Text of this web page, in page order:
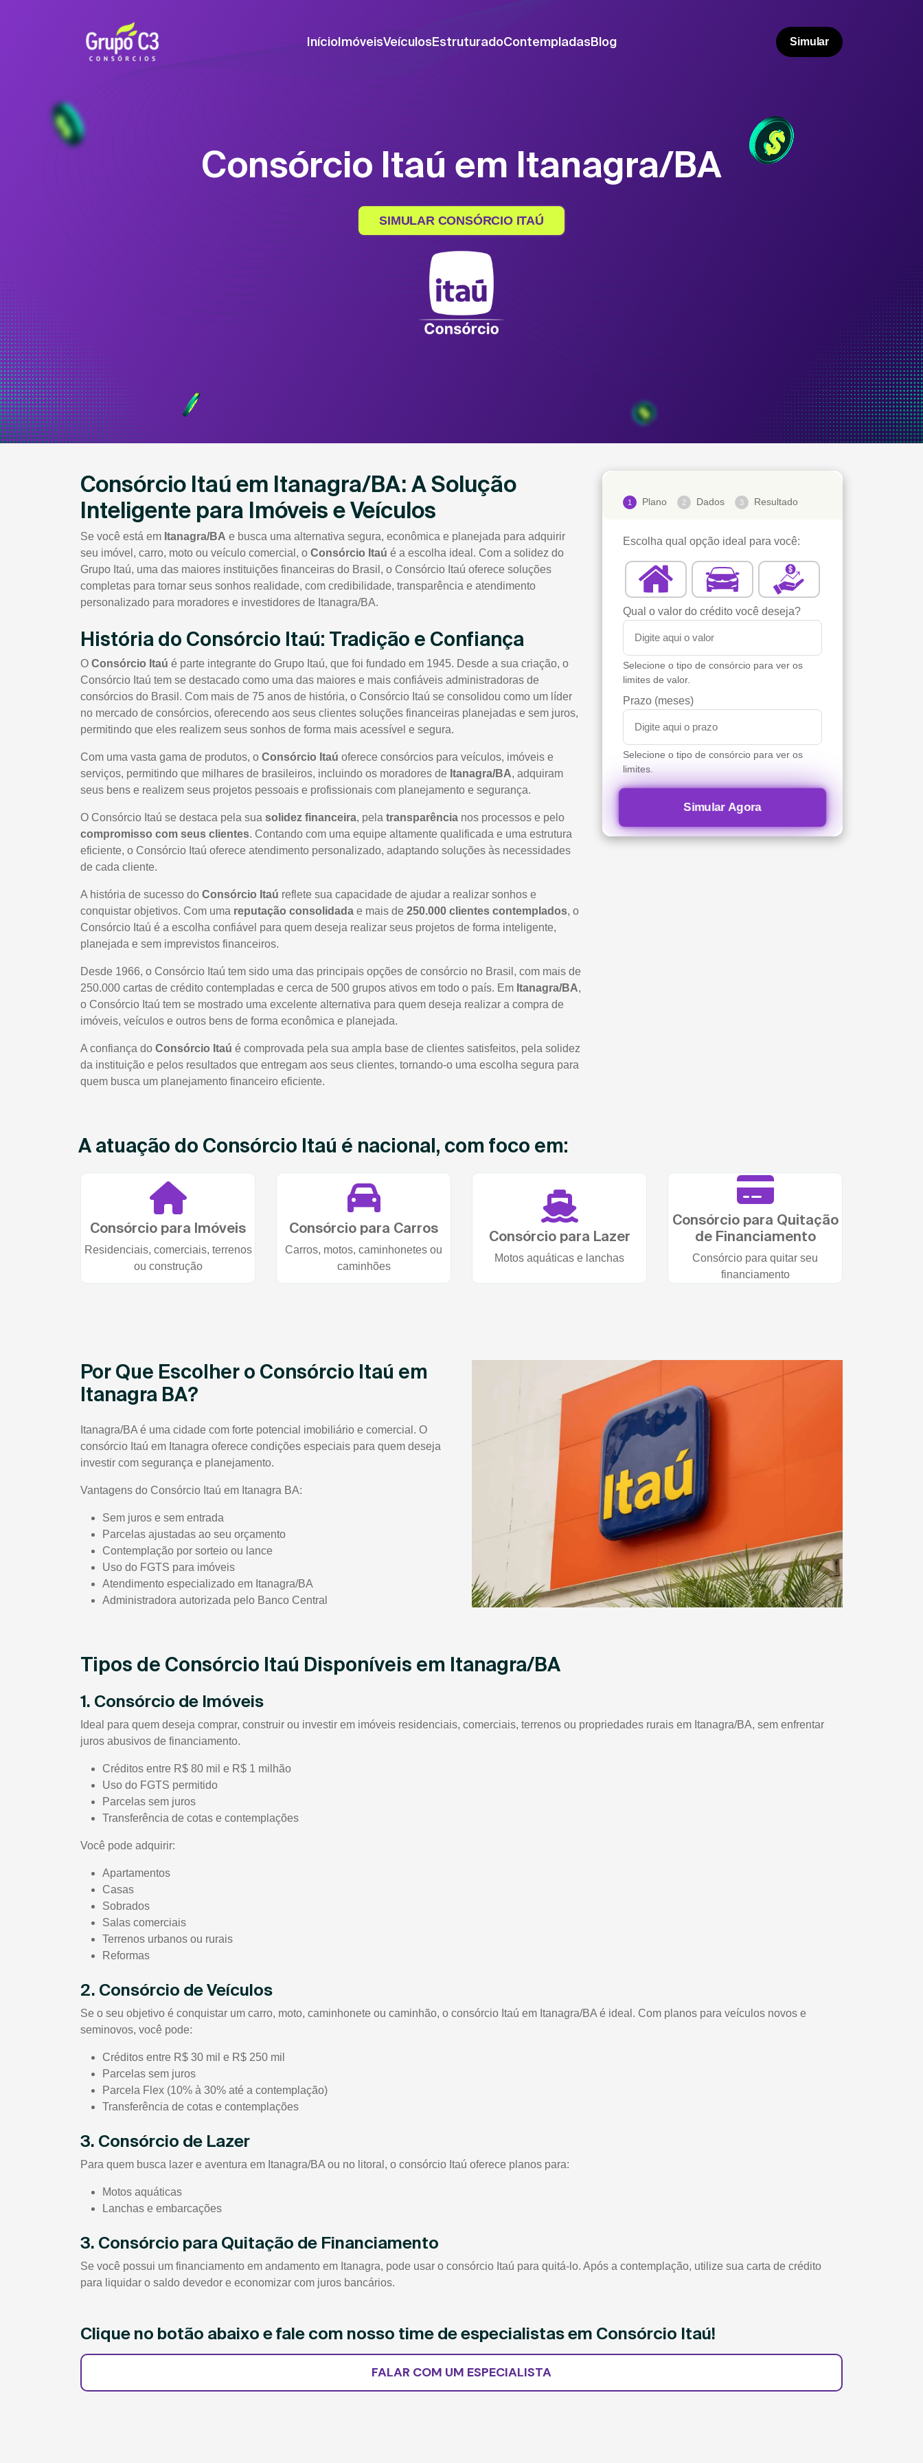
InícioImóveisVeículosEstruturadoContempladasBlog Simular
Consórcio Itaú em Itanagra/BA
SIMULAR CONSÓRCIO ITAÚ
Consórcio Itaú em Itanagra/BA: A Solução
Inteligente para Imóveis e Veículos
Se você está em Itanagra/BA e busca uma alternativa segura, econômica e planejada para adquirir
seu imóvel, carro, moto ou veículo comercial, o Consórcio Itaú é a escolha ideal. Com a solidez do
Grupo Itaú, uma das maiores instituições financeiras do Brasil, o Consórcio Itaú oferece soluções
completas para tornar seus sonhos realidade, com credibilidade, transparência e atendimento
personalizado para moradores e investidores de Itanagra/BA.
História do Consórcio Itaú: Tradição e Confiança
O Consórcio Itaú é parte integrante do Grupo Itaú, que foi fundado em 1945. Desde a sua criação, o
Consórcio Itaú tem se destacado como uma das maiores e mais confiáveis administradoras de
consórcios do Brasil. Com mais de 75 anos de história, o Consórcio Itaú se consolidou como um líder
no mercado de consórcios, oferecendo aos seus clientes soluções financeiras planejadas e sem juros,
permitindo que eles realizem seus sonhos de forma mais acessível e segura.
Com uma vasta gama de produtos, o Consórcio Itaú oferece consórcios para veículos, imóveis e
serviços, permitindo que milhares de brasileiros, incluindo os moradores de Itanagra/BA, adquiram
seus bens e realizem seus projetos pessoais e profissionais com planejamento e segurança.
O Consórcio Itaú se destaca pela sua solidez financeira, pela transparência nos processos e pelo
compromisso com seus clientes. Contando com uma equipe altamente qualificada e uma estrutura
eficiente, o Consórcio Itaú oferece atendimento personalizado, adaptando soluções às necessidades
de cada cliente.
A história de sucesso do Consórcio Itaú reflete sua capacidade de ajudar a realizar sonhos e
conquistar objetivos. Com uma reputação consolidada e mais de 250.000 clientes contemplados, o
Consórcio Itaú é a escolha confiável para quem deseja realizar seus projetos de forma inteligente,
planejada e sem imprevistos financeiros.
Desde 1966, o Consórcio Itaú tem sido uma das principais opções de consórcio no Brasil, com mais de
250.000 cartas de crédito contempladas e cerca de 500 grupos ativos em todo o país. Em Itanagra/BA,
o Consórcio Itaú tem se mostrado uma excelente alternativa para quem deseja realizar a compra de
imóveis, veículos e outros bens de forma econômica e planejada.
A confiança do Consórcio Itaú é comprovada pela sua ampla base de clientes satisfeitos, pela solidez
da instituição e pelos resultados que entregam aos seus clientes, tornando-o uma escolha segura para
quem busca um planejamento financeiro eficiente.
1 Plano 2 Dados 3 Resultado
Escolha qual opção ideal para você:
Qual o valor do crédito você deseja?
Selecione o tipo de consórcio para ver os
limites de valor.
Prazo (meses)
Selecione o tipo de consórcio para ver os
limites.
Simular Agora
A atuação do Consórcio Itaú é nacional, com foco em:
Consórcio para Imóveis
Residenciais, comerciais, terrenos
ou construção
Consórcio para Carros
Carros, motos, caminhonetes ou
caminhões
Consórcio para Lazer
Motos aquáticas e lanchas
Consórcio para Quitação
de Financiamento
Consórcio para quitar seu
financiamento
Por Que Escolher o Consórcio Itaú em
Itanagra BA?
Itanagra/BA é uma cidade com forte potencial imobiliário e comercial. O
consórcio Itaú em Itanagra oferece condições especiais para quem deseja
investir com segurança e planejamento.
Vantagens do Consórcio Itaú em Itanagra BA:
Sem juros e sem entrada
Parcelas ajustadas ao seu orçamento
Contemplação por sorteio ou lance
Uso do FGTS para imóveis
Atendimento especializado em Itanagra/BA
Administradora autorizada pelo Banco Central
Tipos de Consórcio Itaú Disponíveis em Itanagra/BA
1. Consórcio de Imóveis
Ideal para quem deseja comprar, construir ou investir em imóveis residenciais, comerciais, terrenos ou propriedades rurais em Itanagra/BA, sem enfrentar
juros abusivos de financiamento.
Créditos entre R$ 80 mil e R$ 1 milhão
Uso do FGTS permitido
Parcelas sem juros
Transferência de cotas e contemplações
Você pode adquirir:
Apartamentos
Casas
Sobrados
Salas comerciais
Terrenos urbanos ou rurais
Reformas
2. Consórcio de Veículos
Se o seu objetivo é conquistar um carro, moto, caminhonete ou caminhão, o consórcio Itaú em Itanagra/BA é ideal. Com planos para veículos novos e
seminovos, você pode:
Créditos entre R$ 30 mil e R$ 250 mil
Parcelas sem juros
Parcela Flex (10% à 30% até a contemplação)
Transferência de cotas e contemplações
3. Consórcio de Lazer
Para quem busca lazer e aventura em Itanagra/BA ou no litoral, o consórcio Itaú oferece planos para:
Motos aquáticas
Lanchas e embarcações
3. Consórcio para Quitação de Financiamento
Se você possui um financiamento em andamento em Itanagra, pode usar o consórcio Itaú para quitá-lo. Após a contemplação, utilize sua carta de crédito
para liquidar o saldo devedor e economizar com juros bancários.
Clique no botão abaixo e fale com nosso time de especialistas em Consórcio Itaú!
FALAR COM UM ESPECIALISTA